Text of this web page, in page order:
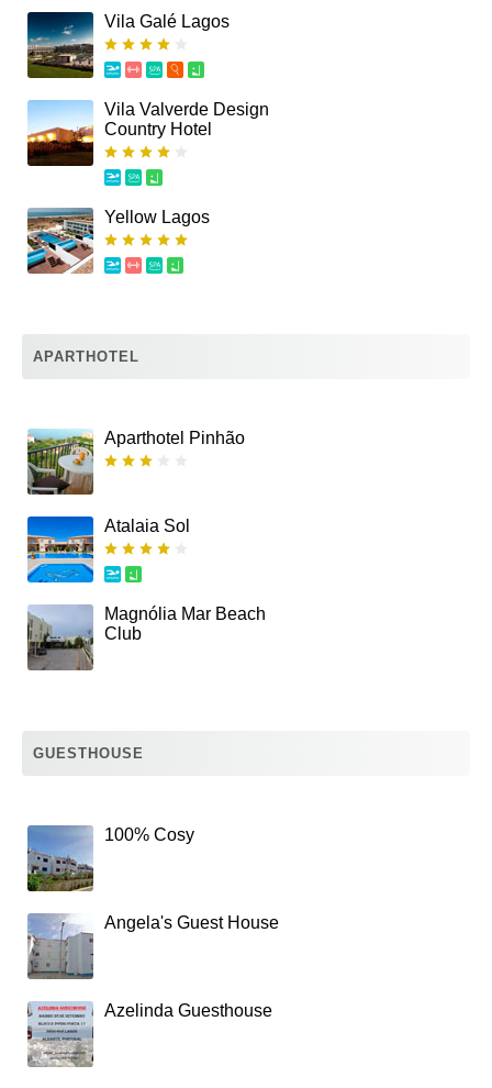
Vila Galé Lagos
Vila Valverde Design
Country Hotel
Yellow Lagos
APARTHOTEL
Aparthotel Pinhão
Atalaia Sol
Magnólia Mar Beach
Club
GUESTHOUSE
100% Cosy
Angela's Guest House
Azelinda Guesthouse